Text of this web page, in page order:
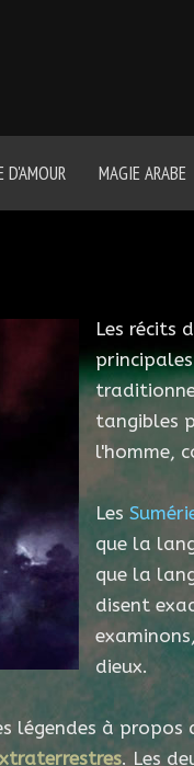
D'AMOUR MAGIE ARABE
Les récits
tangibles
l'homme,
Les
que la
que la
disent
dieux.
légendes à
. Les